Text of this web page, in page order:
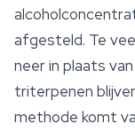
afgesteld. Te
neer in plaats
triterpenen
methode komt